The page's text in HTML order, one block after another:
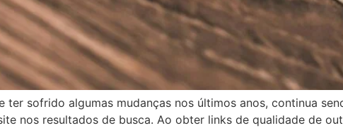
ter sofrido algumas mudanças nos últimos anos, continua
nos resultados de busca. Ao obter links de qualidade de